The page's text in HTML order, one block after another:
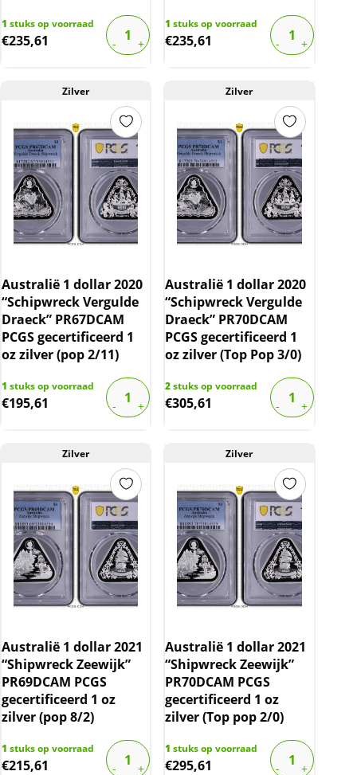
1 stuks op voorraad
€235,61
1 stuks op voorraad
€235,61
Zilver
Australië 1 dollar 2020
“Schipwreck Vergulde
Draeck” PR67DCAM
PCGS gecertificeerd 1
oz zilver (pop 2/11)
1 stuks op voorraad
€195,61
Zilver
Australië 1 dollar 2020
“Schipwreck Vergulde
Draeck” PR70DCAM
PCGS gecertificeerd 1
oz zilver (Top Pop 3/0)
2stuks op voorraad
€305,61
Zilver
Australië 1 dollar 2021
“Shipwreck Zeewijk”
PR69DCAM PCGS
gecertificeerd 1 oz
zilver (pop 8/2)
1 stuks op voorraad
€215,61
Zilver
Australië 1 dollar 2021
“Shipwreck Zeewijk”
PR70DCAM PCGS
gecertificeerd 1 oz
zilver (Top pop 2/0)
1 stuks op voorraad
€295,61